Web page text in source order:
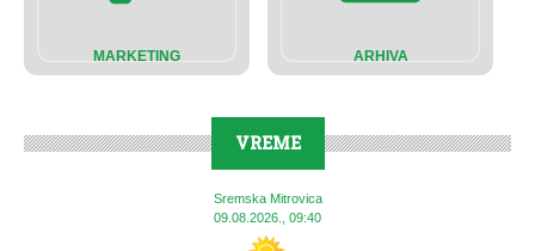
MARKETING ARHIVA
VREME
Sremska Mitrovica
09.08.2026., 09:40